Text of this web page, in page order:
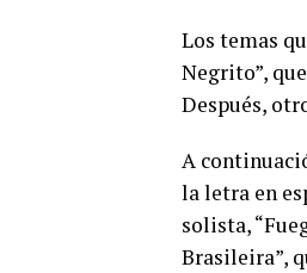
Los temas
Negrito”,
Después,
A
la letra en
solista,
Brasileira”,